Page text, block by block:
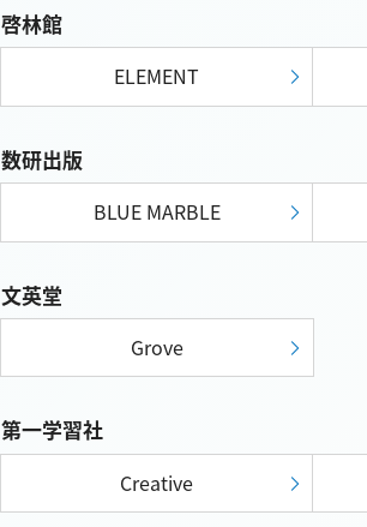
啓林館
ELEMENT
数研出版
BLUE MARBLE
文英堂
Grove
第一学習社
Creative